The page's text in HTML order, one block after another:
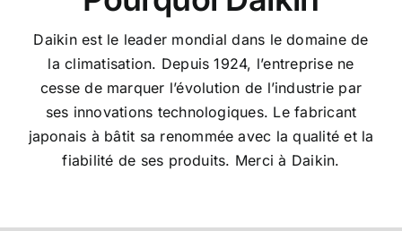
Daikin est le leader mondial dans le domaine de
la climatisation. Depuis 1924, l’entreprise ne
cesse de marquer l’évolution de l’industrie par
ses innovations technologiques. Le fabricant
japonais à bâtit sa renommée avec la qualité et la
fiabilité de ses produits. Merci à Daikin.